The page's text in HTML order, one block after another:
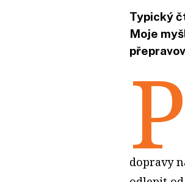
Typický
Moje
P
dopravy